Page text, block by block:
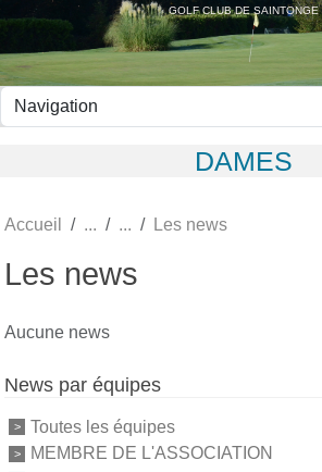
GOLF CLUB DE SAINTONGE
DAMES
Accueil Les news
Les news
Aucune news
News par équipes
Toutes les équipes
MEMBRE DE L'ASSOCIATION
Panneau de gestion des cookies